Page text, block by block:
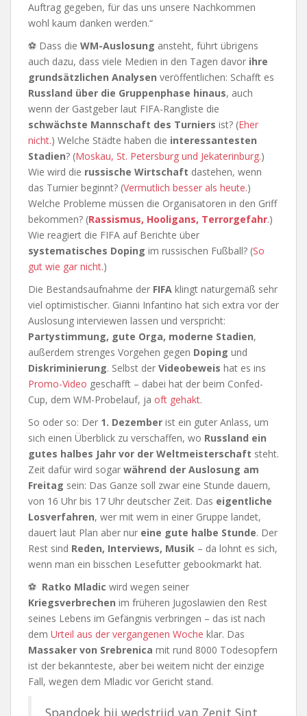
Auftrag gegeben, für das uns unsere Nachkommen
wohl kaum danken werden.“
⚽ Dass die WM-Auslosung ansteht, führt übrigens
auch dazu, dass viele Medien in den Tagen davor ihre
grundsätzlichen Analysen veröffentlichen: Schafft es
Russland über die Gruppenphase hinaus, auch
wenn der Gastgeber laut FIFA-Rangliste die
schwächste Mannschaft des Turniers ist? (Eher
nicht.) Welche Städte haben die interessantesten
Stadien? (Moskau, St. Petersburg und Jekaterinburg.)
Wie wird die russische Wirtschaft dastehen, wenn
das Turnier beginnt? (Vermutlich besser als heute.)
Welche Probleme müssen die Organisatoren in den Griff
bekommen? (Rassismus, Hooligans, Terrorgefahr.)
Wie reagiert die FIFA auf Berichte über
systematisches Doping im russischen Fußball? (So
gut wie gar nicht.)
Die Bestandsaufnahme der FIFA klingt naturgemäß sehr
viel optimistischer. Gianni Infantino hat sich extra vor der
Auslosung interviewen lassen und verspricht:
Partystimmung, gute Orga, moderne Stadien,
außerdem strenges Vorgehen gegen Doping und
Diskriminierung. Selbst der Videobeweis hat es ins
Promo-Video geschafft – dabei hat der beim Confed-
Cup, dem WM-Probelauf, ja oft gehakt.
So oder so: Der 1. Dezember ist ein guter Anlass, um
sich einen Überblick zu verschaffen, wo Russland ein
gutes halbes Jahr vor der Weltmeisterschaft steht.
Zeit dafür wird sogar während der Auslosung am
Freitag sein: Das Ganze soll zwar eine Stunde dauern,
von 16 Uhr bis 17 Uhr deutscher Zeit. Das eigentliche
Losverfahren, wer mit wem in einer Gruppe landet,
dauert laut Plan aber nur eine gute halbe Stunde. Der
Rest sind Reden, Interviews, Musik – da lohnt es sich,
wenn man ein bisschen Lesefutter gebookmarkt hat.
⚽ Ratko Mladic wird wegen seiner
Kriegsverbrechen im früheren Jugoslawien den Rest
seines Lebens im Gefängnis verbringen – das ist nach
dem Urteil aus der vergangenen Woche klar. Das
Massaker von Srebrenica mit rund 8000 Todesopfern
ist der bekannteste, aber bei weitem nicht der einzige
Fall, wegen dem Mladic vor Gericht stand.
Spandoek bij wedstrijd van Zenit Sint